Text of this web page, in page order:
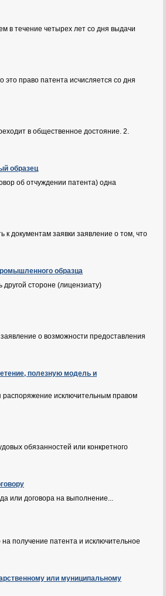
в течение четырех лет со дня выдачи
право патента исчисляется со дня
в общественное достояние. 2.
образец
об отчуждении патента) одна
документам заявки заявление о том, что
образца
стороне (лицензиату)
о возможности предоставления
полезную модель и
распоряжение исключительным правом
обязанностей или конкретного
или договора на выполнение...
получение патента и исключительное
или муниципальному